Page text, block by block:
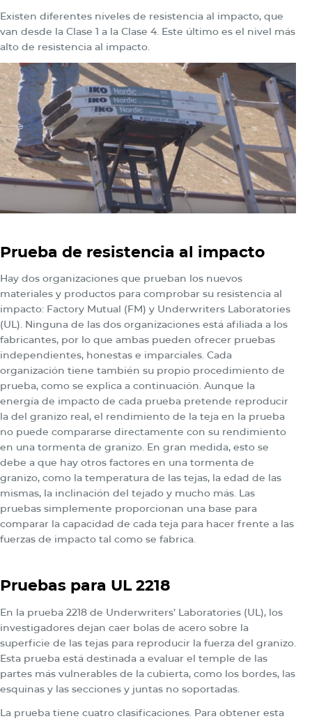
Existen diferentes niveles de resistencia al impacto, que
van desde la Clase 1 a la Clase 4. Este último es el nivel más
alto de resistencia al impacto.
Prueba de resistencia al impacto
Hay dos organizaciones que prueban los nuevos
materiales y productos para comprobar su resistencia al
impacto: Factory Mutual (FM) y Underwriters Laboratories
(UL). Ninguna de las dos organizaciones está afiliada a los
fabricantes, por lo que ambas pueden ofrecer pruebas
independientes, honestas e imparciales. Cada
organización tiene también su propio procedimiento de
prueba, como se explica a continuación. Aunque la
energía de impacto de cada prueba pretende reproducir
la del granizo real, el rendimiento de la teja en la prueba
no puede compararse directamente con su rendimiento
en una tormenta de granizo. En gran medida, esto se
debe a que hay otros factores en una tormenta de
granizo, como la temperatura de las tejas, la edad de las
mismas, la inclinación del tejado y mucho más. Las
pruebas simplemente proporcionan una base para
comparar la capacidad de cada teja para hacer frente a las
fuerzas de impacto tal como se fabrica.
Pruebas para UL 2218
En la prueba 2218 de Underwriters’ Laboratories (UL), los
investigadores dejan caer bolas de acero sobre la
superficie de las tejas para reproducir la fuerza del granizo.
Esta prueba está destinada a evaluar el temple de las
partes más vulnerables de la cubierta, como los bordes, las
esquinas y las secciones y juntas no soportadas.
La prueba tiene cuatro clasificaciones. Para obtener esta